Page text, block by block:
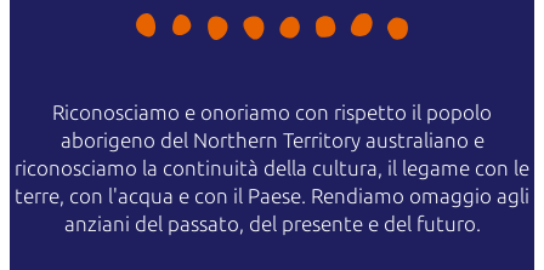
Riconosciamo e onoriamo con rispetto il popolo
aborigeno del Northern Territory australiano e
riconosciamo la continuità della cultura, il legame con le
terre, con l'acqua e con il Paese. Rendiamo omaggio agli
anziani del passato, del presente e del futuro.